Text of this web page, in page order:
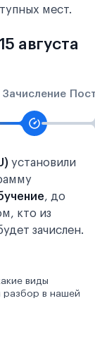
мест.
августа
Зачисление
установили
, до
кто из
зачислен.
виды
в нашей